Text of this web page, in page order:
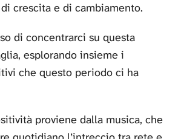
crescita e di cambiamento.
di concentrarci su questa
esplorando insieme i
che questo periodo ci ha
proviene dalla musica, che